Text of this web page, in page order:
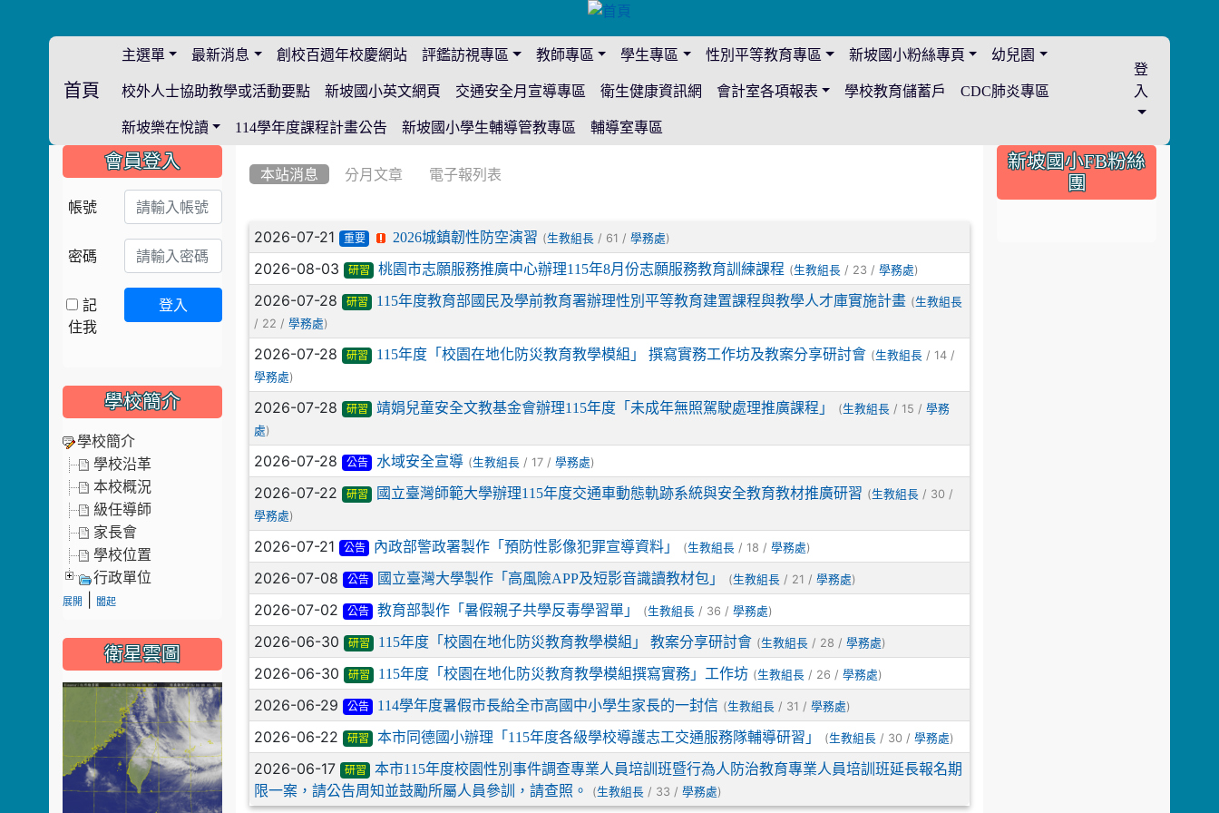
首頁
主選單 最新消息 創校百週年校慶網站 評鑑訪視專區 教師專區 學生專區 性別平等教育專區 新坡國小粉絲專頁 幼兒園
校外人士協助教學或活動要點 新坡國小英文網頁 交通安全月宣導專區 衛生健康資訊網 會計室各項報表 學校教育儲蓄戶 CDC肺炎專區
新坡樂在悅讀 114學年度課程計畫公告 新坡國小學生輔導管教專區 輔導室專區
登
入
本站消息 分月文章 電子報列表
文章列表
2026-07-21 重要 2026城鎮韌性防空演習 (生教組長 / 61 /學務處)
2026-08-03 研習 桃園市志願服務推廣中心辦理115年8月份志願服務教育訓練課程 (生教組長 / 23 /學務處)
2026-07-28 研習 115年度教育部國民及學前教育署辦理性別平等教育建置課程與教學人才庫實施計畫 (生教組長
/ 22 / 學務處)
2026-07-28 研習 115年度「校園在地化防災教育教學模組」 撰寫實務工作坊及教案分享研討會 (生教組長 / 14 /
學務處)
2026-07-28 研習 靖娟兒童安全文教基金會辦理115年度「未成年無照駕駛處理推廣課程」 (生教組長 / 15 /學務
處)
2026-07-28 公告 水域安全宣導 (生教組長 / 17 /學務處)
2026-07-22 研習 國立臺灣師範大學辦理115年度交通車動態軌跡系統與安全教育教材推廣研習 (生教組長 / 30 /
學務處)
2026-07-21 公告 內政部警政署製作「預防性影像犯罪宣導資料」 (生教組長 / 18 /學務處)
2026-07-08 公告 國立臺灣大學製作「高風險APP及短影音識讀教材包」 (生教組長 / 21 /學務處)
2026-07-02 公告 教育部製作「暑假親子共學反毒學習單」 (生教組長 / 36 /學務處)
2026-06-30 研習 115年度「校園在地化防災教育教學模組」 教案分享研討會 (生教組長 / 28 /學務處)
2026-06-30 研習 115年度「校園在地化防災教育教學模組撰寫實務」工作坊 (生教組長 / 26 /學務處)
2026-06-29 公告 114學年度暑假市長給全市高國中小學生家長的一封信 (生教組長 / 31 /學務處)
2026-06-22 研習 本市同德國小辦理「115年度各級學校導護志工交通服務隊輔導研習」 (生教組長 / 30 /學務處)
2026-06-17 研習
本市115年度校園性別事件調查專業人員培訓班暨行為人防治教育專業人員培訓班延長報名期
限一案，請公告周知並鼓勵所屬人員參訓，請查照。
(生教組長/ 33 / 學務處)
::: 會員登入
帳號
密碼
記
住我
登入
學校簡介
學校簡介
學校沿革
本校概況
級任導師
家長會
學校位置
行政單位
展開 闔起
衛星雲圖
:::
新坡國小FB粉絲
團